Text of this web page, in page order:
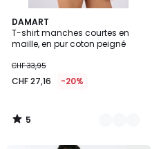
DAMART
T-shirt manches courtes en
maille, en pur coton peigné
CHF 33,95
CHF 27,16 -20%
5
/
5
2
Couleurs
5
/